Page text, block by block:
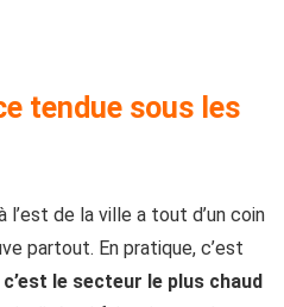
tendue sous les
l’est de la ville a tout d’un coin
partout. En pratique, c’est
c’est le secteur le plus chaud